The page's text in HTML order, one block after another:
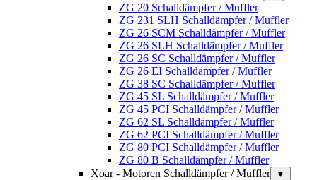
ZG 20 Schalldämpfer / Muffler
ZG 231 SLH Schalldämpfer / Muffler
ZG 26 SCM Schalldämpfer / Muffler
ZG 26 SLH Schalldämpfer / Muffler
ZG 26 SC Schalldämpfer / Muffler
ZG 26 EI Schalldämpfer / Muffler
ZG 38 SC Schalldämpfer / Muffler
ZG 45 SL Schalldämpfer / Muffler
ZG 45 PCI Schalldämpfer / Muffler
ZG 62 SL Schalldämpfer / Muffler
ZG 62 PCI Schalldämpfer / Muffler
ZG 80 PCI Schalldämpfer / Muffler
ZG 80 B Schalldämpfer / Muffler
Xoar - Motoren Schalldämpfer / Muffler
▼